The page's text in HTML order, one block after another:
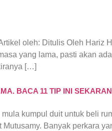
oleh: Ditulis Oleh Hariz
yang lama, pasti akan
[…]
BACA 11 TIP INI
kumpul duit untuk beli
Banyak perkara